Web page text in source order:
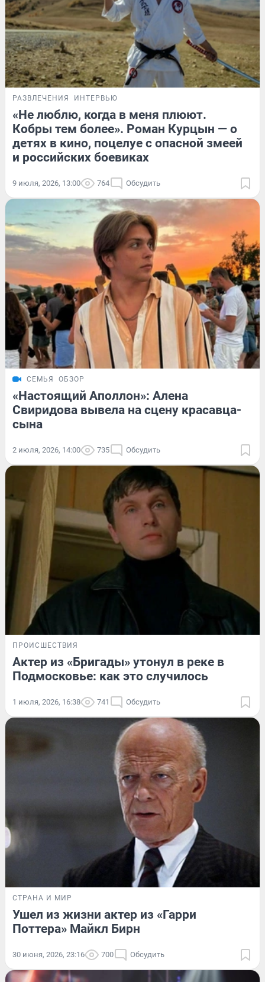
РАЗВЛЕЧЕНИЯ ИНТЕРВЬЮ
«Не люблю, когда в меня плюют.
Кобры тем более». Роман Курцын — о
детях в кино, поцелуе с опасной змеей
и российских боевиках
9 июля, 2026, 13:00 764 Обсудить
СЕМЬЯ ОБЗОР
«Настоящий Аполлон»: Алена
Свиридова вывела на сцену красавца-
сына
2 июля, 2026, 14:00 735 Обсудить
ПРОИСШЕСТВИЯ
Актер из «Бригады» утонул в реке в
Подмосковье: как это случилось
1 июля, 2026, 16:38 741 Обсудить
СТРАНА И МИР
Ушел из жизни актер из «Гарри
Поттера» Майкл Бирн
30 июня, 2026, 23:16 700 Обсудить